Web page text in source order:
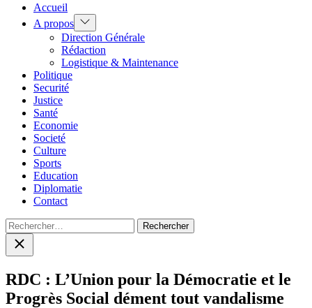
Accueil
A propos Show
sub
menu
Direction Générale
Rédaction
Logistique & Maintenance
Politique
Securité
Justice
Santé
Economie
Societé
Culture
Sports
Education
Diplomatie
Contact
Rechercher :
Close
search
RDC : L’Union pour la Démocratie et le
Progrès Social dément tout vandalisme